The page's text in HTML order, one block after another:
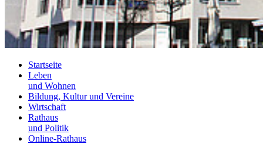
Startseite
Leben
und Wohnen
Bildung, Kultur und Vereine
Wirtschaft
Rathaus
und Politik
Online-Rathaus